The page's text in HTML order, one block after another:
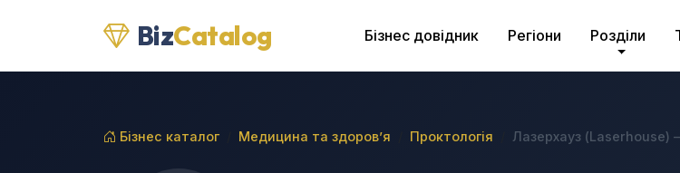
BizCatalog Бізнес довідник Регіони Розділи
Бізнес каталог Медицина та здоров’я Проктологія Лазерхауз (Laserhouse)